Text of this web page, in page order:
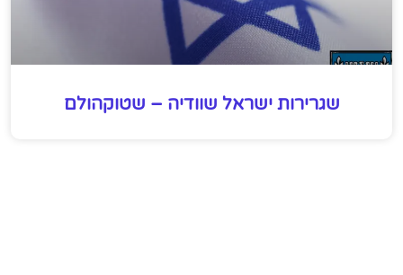
שגרירות ישראל שוודיה – שטוקהולם